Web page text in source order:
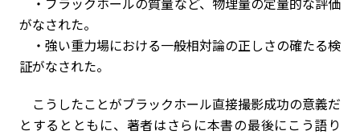
がなされた。
・強い重力場における一般相対論の正しさの確たる検
証がなされた。
こうしたことがブラックホール直接撮影成功の意義だ
とするとともに、著者はさらに本書の最後にこう語り